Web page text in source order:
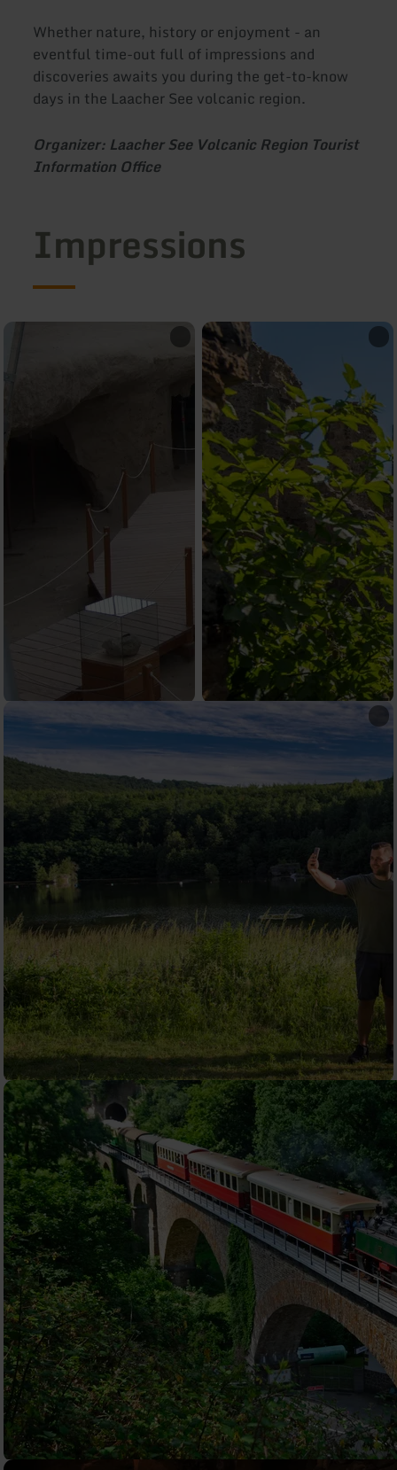
Whether nature, history or enjoyment - an
eventful time-out full of impressions and
discoveries awaits you during the get-to-know
days in the Laacher See volcanic region.
Organizer: Laacher See Volcanic Region Tourist
Information Office
Impressions